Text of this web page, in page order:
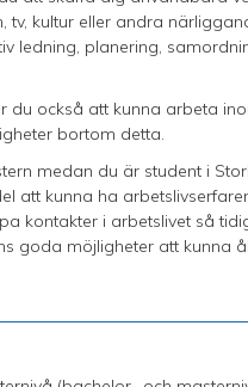
kultur eller andra
ledning, planering,
du också att kunna arbeta
bortom detta.
medan du är student i
att kunna ha
kontakter i arbetslivet så
goda möjligheter att kunna